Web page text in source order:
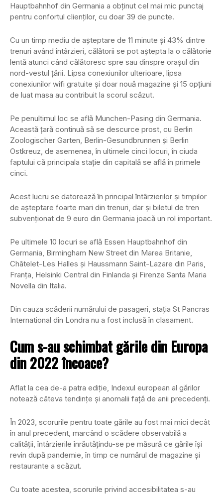
Hauptbahnhof din Germania a obținut cel mai mic punctaj
pentru confortul clienților, cu doar 39 de puncte.
Cu un timp mediu de așteptare de 11 minute și 43% dintre
trenuri având întârzieri, călătorii se pot aștepta la o călătorie
lentă atunci când călătoresc spre sau dinspre orașul din
nord-vestul țării. Lipsa conexiunilor ulterioare, lipsa
conexiunilor wifi gratuite și doar nouă magazine și 15 opțiuni
de luat masa au contribuit la scorul scăzut.
Pe penultimul loc se află Munchen-Pasing din Germania.
Această țară continuă să se descurce prost, cu Berlin
Zoologischer Garten, Berlin-Gesundbrunnen și Berlin
Ostkreuz, de asemenea, în ultimele cinci locuri, în ciuda
faptului că principala stație din capitală se află în primele
cinci.
Acest lucru se datorează în principal întârzierilor și timpilor
de așteptare foarte mari din trenuri, dar și biletul de tren
subvenționat de 9 euro din Germania joacă un rol important.
Pe ultimele 10 locuri se află Essen Hauptbahnhof din
Germania, Birmingham New Street din Marea Britanie,
Châtelet-Les Halles și Haussmann Saint-Lazare din Paris,
Franța, Helsinki Central din Finlanda și Firenze Santa Maria
Novella din Italia.
Din cauza scăderii numărului de pasageri, stația St Pancras
International din Londra nu a fost inclusă în clasament.
Cum s-au schimbat gările din Europa
din 2022 încoace?
Aflat la cea de-a patra ediție, Indexul european al gărilor
notează câteva tendințe și anomalii față de anii precedenți.
În 2023, scorurile pentru toate gările au fost mai mici decât
în anul precedent, marcând o scădere observabilă a
calității, întârzierile înrăutățindu-se pe măsură ce gările își
revin după pandemie, în timp ce numărul de magazine și
restaurante a scăzut.
Cu toate acestea, scorurile privind accesibilitatea s-au